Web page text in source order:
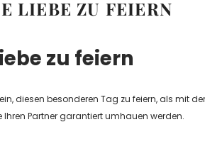
LIEBE ZU FEIERN
zu feiern
diesen besonderen Tag zu feiern, als mit
Partner garantiert umhauen werden.